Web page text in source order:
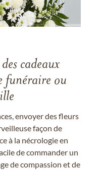
cadeaux
funéraire ou
envoyer des fleurs
façon de
à la nécrologie en
de commander un
de compassion et de